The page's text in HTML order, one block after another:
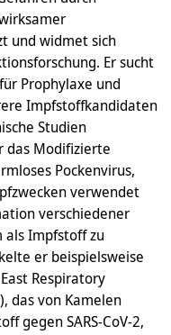
und widmet sich
Er sucht
Prophylaxe und
Impfstoffkandidaten
Studien
das Modifizierte
Pockenvirus,
verwendet
verschiedener
als Impfstoff zu
er beispielsweise
Respiratory
das von Kamelen
gegen SARS-CoV-2,